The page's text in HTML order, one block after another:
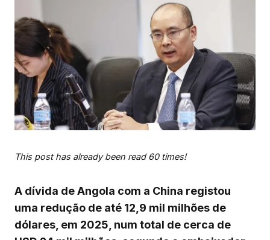
This post has already been read 60 times!
A dívida de Angola com a China registou
uma redução de até 12,9 mil milhões de
dólares, em 2025, num total de cerca de